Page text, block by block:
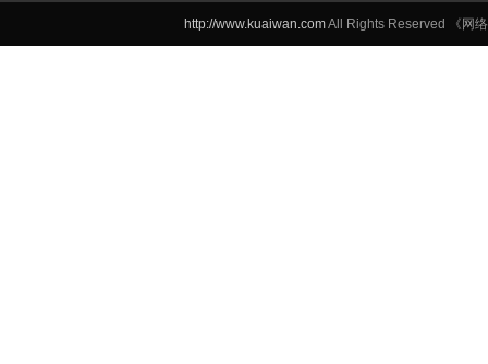
http://www.kuaiwan.comAll Rights Reserved 《网